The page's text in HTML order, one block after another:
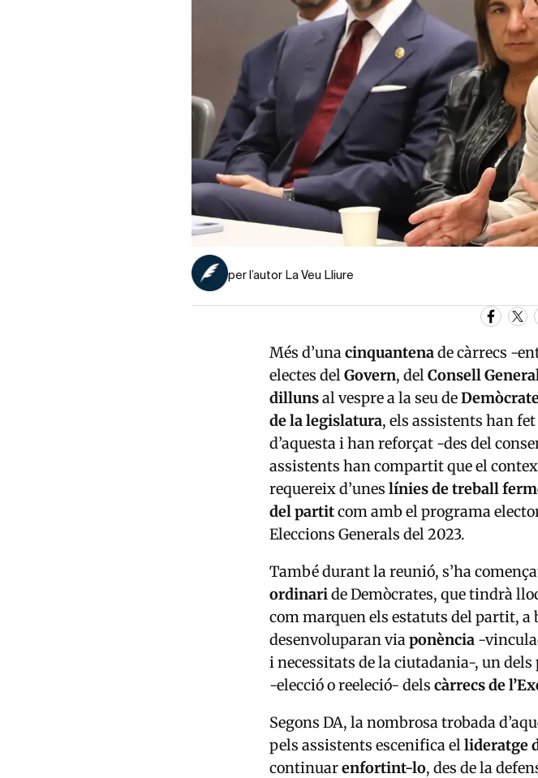
per l’autor La Veu Lliure
Més d’unacinquantenade càrrecs -
electes delGovern, delConsell
dillunsal vespre a la seu de
de la legislatura, els assistents han
d’aquesta i han reforçat -des del
assistents han compartit que el
requereix d’unes línies de treball
del partitcom amb el programa
Eleccions Generals del 2023.
També durant la reunió, s’ha
ordinaride Demòcrates, que tindrà
com marquen els estatuts del partit, a
desenvoluparan viaponència -
i necessitats de la ciutadania-, un dels
-elecció o reeleció- dels càrrecs de
Segons DA, la nombrosa trobada
pels assistents escenifica ellideratge
continuarenfortint-lo, des de la